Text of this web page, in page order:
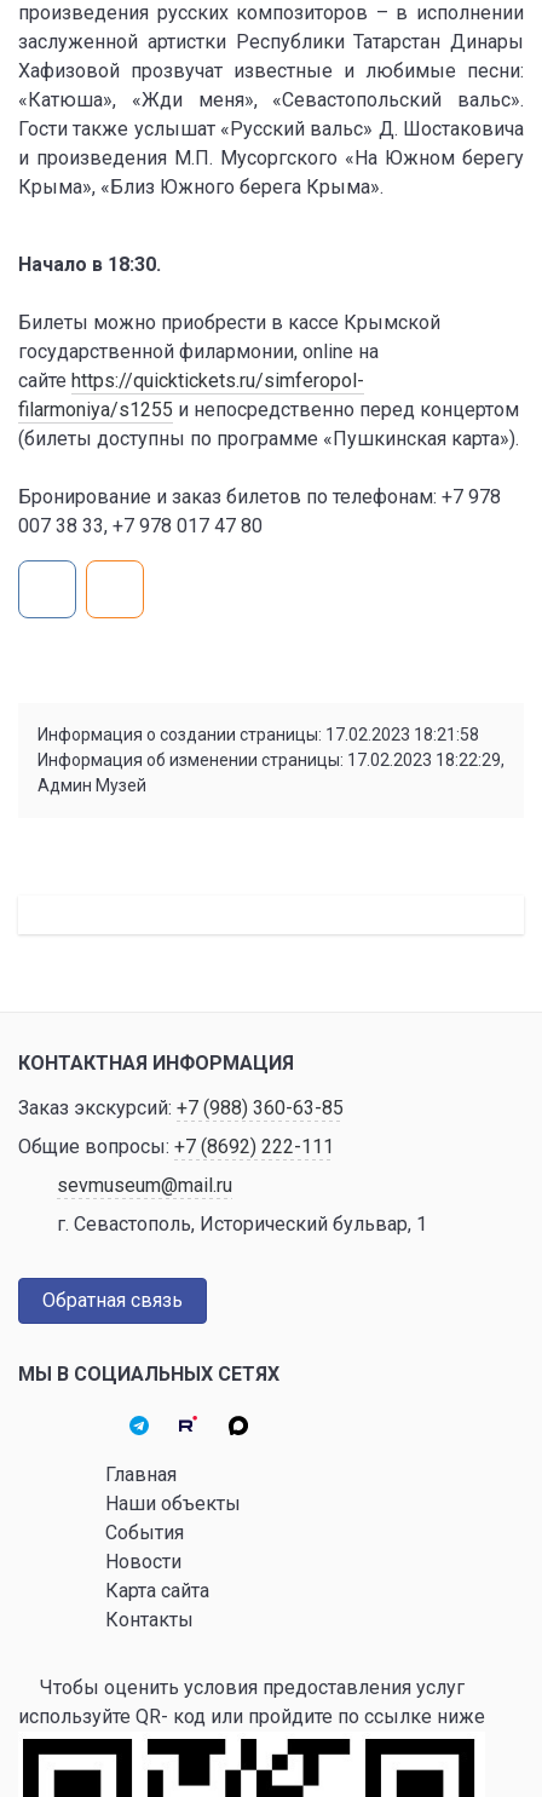
произведения русских композиторов – в исполнении
заслуженной артистки Республики Татарстан Динары
Хафизовой прозвучат известные и любимые песни:
«Катюша», «Жди меня», «Севастопольский вальс».
Гости также услышат «Русский вальс» Д. Шостаковича
и произведения М.П. Мусоргского «На Южном берегу
Крыма», «Близ Южного берега Крыма».
Начало в 18:30.
Билеты можно приобрести в кассе Крымской
государственной филармонии, online на
сайте https://quicktickets.ru/simferopol-
filarmoniya/s1255 и непосредственно перед концертом
(билеты доступны по программе «Пушкинская карта»).
Бронирование и заказ билетов по телефонам: +7 978
007 38 33, +7 978 017 47 80
Информация о создании страницы: 17.02.2023 18:21:58
Информация об изменении страницы: 17.02.2023 18:22:29,
Админ Музей
КОНТАКТНАЯ ИНФОРМАЦИЯ
Заказ экскурсий: +7 (988) 360-63-85
Общие вопросы: +7 (8692) 222-111
sevmuseum@mail.ru
г. Севастополь, Исторический бульвар, 1
Обратная связь
МЫ В СОЦИАЛЬНЫХ СЕТЯХ
Главная
Наши объекты
События
Новости
Карта сайта
Контакты
Чтобы оценить условия предоставления услуг
используйте QR- код или пройдите по ссылке ниже